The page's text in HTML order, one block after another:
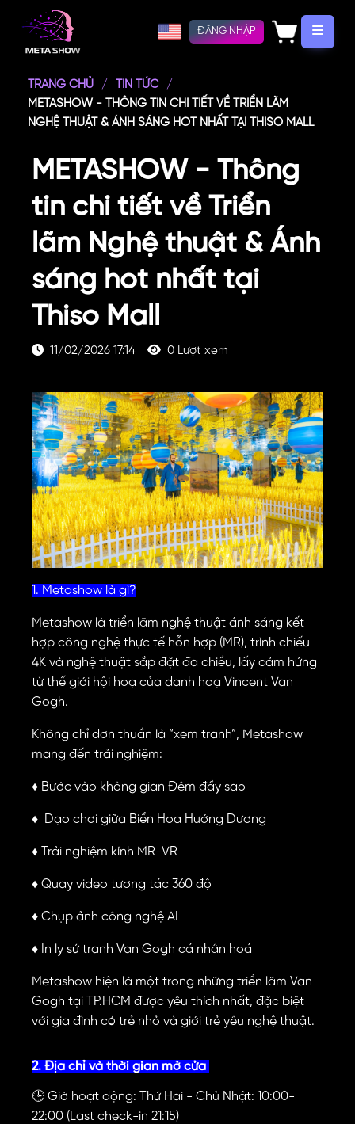
ĐĂNG NHẬP
TRANG CHỦ
TIN TỨC
METASHOW - THÔNG TIN CHI TIẾT VỀ TRIỂN LÃM
NGHỆ THUẬT & ÁNH SÁNG HOT NHẤT TẠI THISO MALL
METASHOW - Thông
tin chi tiết về Triển
lãm Nghệ thuật & Ánh
sáng hot nhất tại
Thiso Mall
11/02/2026 17:14 0 Lượt xem
1. Metashow là gì?
Metashow là triển lãm nghệ thuật ánh sáng kết
hợp công nghệ thực tế hỗn hợp (MR), trình chiếu
4K và nghệ thuật sắp đặt đa chiều, lấy cảm hứng
từ thế giới hội hoạ của danh hoạ Vincent Van
Gogh.
Không chỉ đơn thuần là “xem tranh”, Metashow
mang đến trải nghiệm:
♦ Bước vào không gian Đêm đầy sao
♦ Dạo chơi giữa Biển Hoa Hướng Dương
♦ Trải nghiệm kính MR-VR
♦Quay video tương tác 360 độ
♦Chụp ảnh công nghệ AI
♦ In ly sứ tranh Van Gogh cá nhân hoá
Metashow hiện là một trong những triển lãm Van
Gogh tại TP.HCM được yêu thích nhất, đặc biệt
với gia đình có trẻ nhỏ và giới trẻ yêu nghệ thuật.
2. Địa chỉ và thời gian mở cửa
🕒 Giờ hoạt động: T hứ Hai - Chủ Nhật: 10:00-
22:00 (Last check-in 21:15)